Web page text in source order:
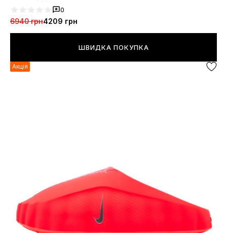
0
6940 грн4209 грн
ШВИДКА ПОКУПКА
Акція